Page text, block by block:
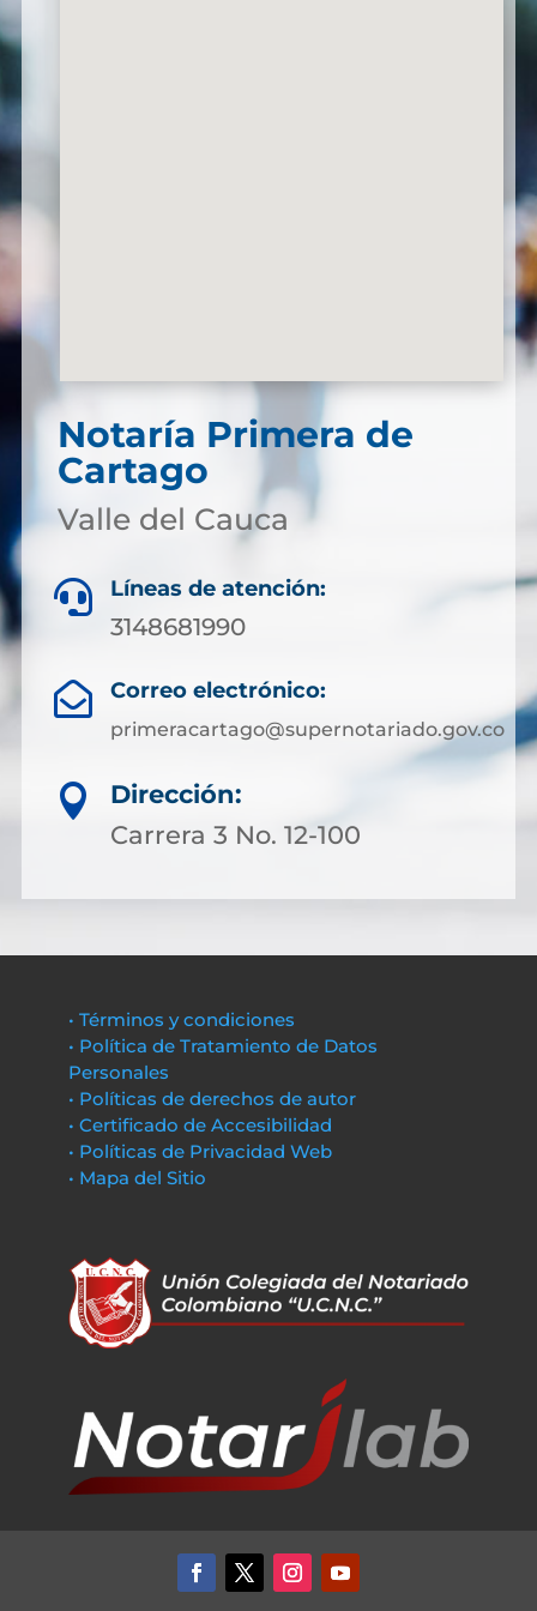
Notaría Primera de
Cartago
Valle del Cauca
 Líneas de atención:
3148681990
 Correo electrónico:
primeracartago@supernotariado.gov.co

Dirección:
Carrera 3 No. 12-100
• Términos y condiciones
• Política de Tratamiento de Datos
Personales
• Políticas de derechos de autor
• Certificado de Accesibilidad
• Políticas de Privacidad Web
• Mapa del Sitio